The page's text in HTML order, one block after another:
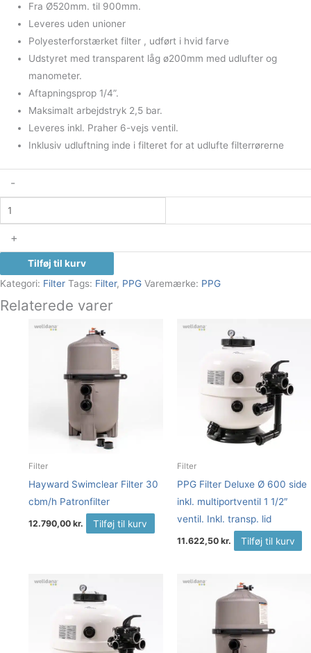
Fra Ø520mm. til 900mm.
Leveres uden unioner
Polyesterforstærket filter , udført i hvid farve
Udstyret med transparent låg ø200mm med udlufter og
manometer.
Aftapningsprop 1/4”.
Maksimalt arbejdstryk 2,5 bar.
Leveres inkl. Praher 6-vejs ventil.
Inklusiv udluftning inde i filteret for at udlufte filterrørerne
-
+
Tilføj til kurv
Kategori: Filter Tags: Filter, PPG Varemærke: PPG
Relaterede varer
Filter
Hayward Swimclear Filter 30
cbm/h Patronfilter
12.790,00kr. Tilføj til kurv
Filter
PPG Filter Deluxe Ø 600 side
inkl. multiportventil 1 1/2″
ventil. Inkl. transp. lid
11.622,50 kr. Tilføj til kurv